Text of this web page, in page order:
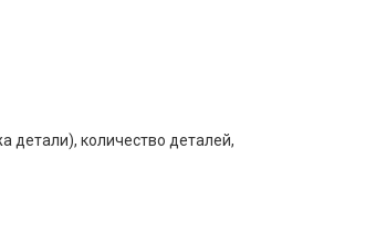
детали), количество деталей,